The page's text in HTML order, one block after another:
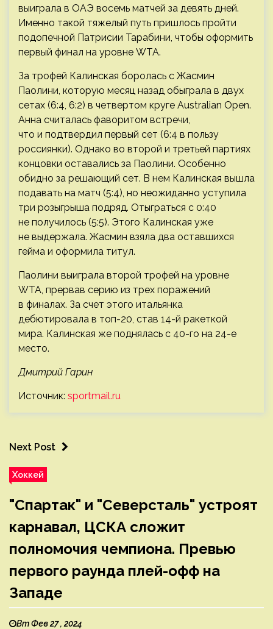
выиграла в ОАЭ восемь матчей за девять дней.
Именно такой тяжелый путь пришлось пройти
подопечной Патрисии Тарабини, чтобы оформить
первый финал на уровне WTA.
За трофей Калинская боролась с Жасмин
Паолини, которую месяц назад обыграла в двух
сетах (6:4, 6:2) в четвертом круге Australian Open.
Анна считалась фаворитом встречи,
что и подтвердил первый сет (6:4 в пользу
россиянки). Однако во второй и третьей партиях
концовки оставались за Паолини. Особенно
обидно за решающий сет. В нем Калинская вышла
подавать на матч (5:4), но неожиданно уступила
три розыгрыша подряд. Отыграться с 0:40
не получилось (5:5). Этого Калинская уже
не выдержала. Жасмин взяла два оставшихся
гейма и оформила титул.
Паолини выиграла второй трофей на уровне
WTA, прервав серию из трех поражений
в финалах. За счет этого итальянка
дебютировала в топ-20, став 14-й ракеткой
мира. Калинская же поднялась с 40-го на 24-е
место.
Дмитрий Гарин
Источник: sportmail.ru
Next Post
Хоккей
"Спартак" и "Северсталь" устроят
карнавал, ЦСКА сложит
полномочия чемпиона. Превью
первого раунда плей-офф на
Западе
Вт Фев 27 , 2024